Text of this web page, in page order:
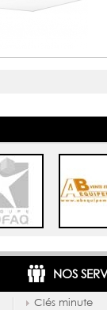
NOS
Clés minute